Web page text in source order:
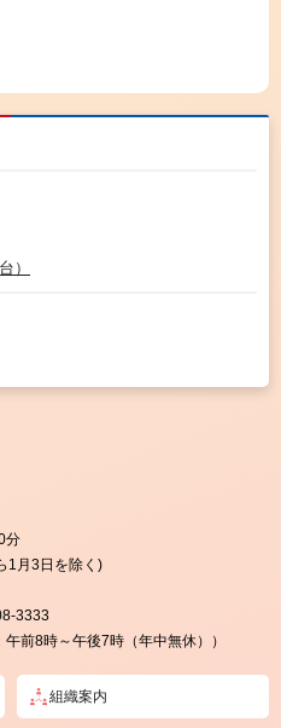
）
分
1月3日を除く)
3333
午前8時～午後7時（年中無休））
組織案内